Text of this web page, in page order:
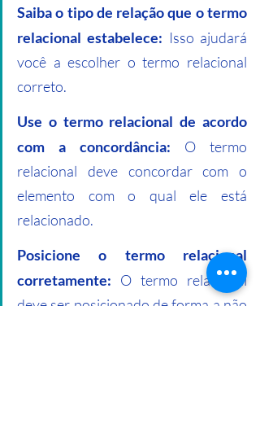
Saiba o tipo de relação que o termo
relacional estabelece: Isso ajudará
você a escolher o termo relacional
correto.
Use o termo relacional de acordo
com a concordância: O termo
relacional deve concordar com o
elemento com o qual ele está
relacionado.
Posicione o termo relacional
corretamente: O termo relacional
deve ser posicionado de forma a não